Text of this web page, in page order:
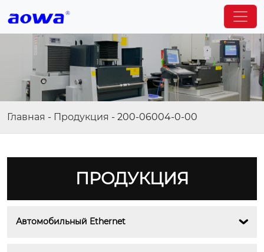
Главная - Продукция - 200-06004-0-00
ПРОДУКЦИЯ
Автомобильный Ethernet 